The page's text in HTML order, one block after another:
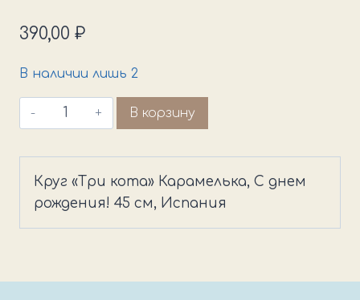
390,00 ₽
В наличии лишь 2
Количество
товара
"Три
кота"
Карамелька
В корзину
Круг «Три кота» Карамелька, С днем
рождения! 45 см, Испания